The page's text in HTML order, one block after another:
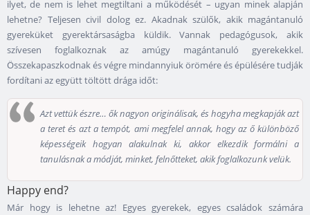
ilyet, de nem is lehet megtiltani a működését – ugyan minek alapján
lehetne? Teljesen civil dolog ez. Akadnak szülők, akik magántanuló
gyereküket gyerektársaságba küldik. Vannak pedagógusok, akik
szívesen foglalkoznak az amúgy magántanuló gyerekekkel.
Összekapaszkodnak és végre mindannyiuk örömére és épülésére tudják
fordítani az együtt töltött drága időt:
Azt vettük észre… ők nagyon originálisak, és hogyha megkapják azt
a teret és azt a tempót, ami megfelel annak, hogy az ő különböző
képességeik hogyan alakulnak ki, akkor elkezdik formálni a
tanulásnak a módját, minket, felnőtteket, akik foglalkozunk velük.
Happy end?
Már hogy is lehetne az! Egyes gyerekek, egyes családok számára